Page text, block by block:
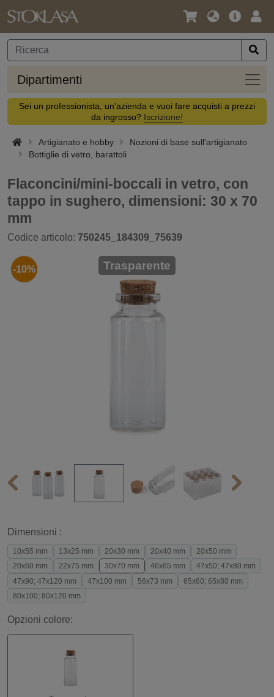
Lingua
Valuta
Offerta
Dipartimenti
Sei un professionista, un'azienda e vuoi fare acquisti a prezzi
da ingrosso? Iscrizione!
Artigianato e hobby
Nozioni di base sull'artigianato
Bottiglie di vetro, barattoli
Flaconcini/mini-boccali in vetro, con
tappo in sughero, dimensioni: 30 x 70
mm
Codice articolo: 750245_184309_75639
-10% Trasparente
Dimensioni :
10x55 mm 13x25 mm 20x30 mm 20x40 mm
20x50 mm
20x60 mm
22x75 mm 30x70 mm 46x65 mm
47x50; 47x80 mm
47x90; 47x120 mm
47x100 mm 56x73 mm
65x60; 65x80 mm
80x100; 80x120 mm
Opzioni colore: